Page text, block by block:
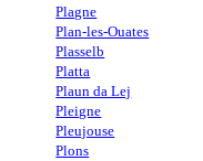
Plagne
Plan-les-Ouates
Plasselb
Platta
Plaun da Lej
Pleigne
Pleujouse
Plons